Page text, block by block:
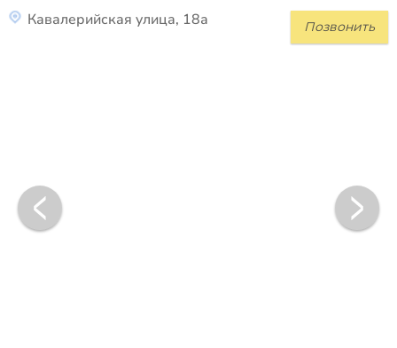
Позвонить
Кавалерийская улица, 18а